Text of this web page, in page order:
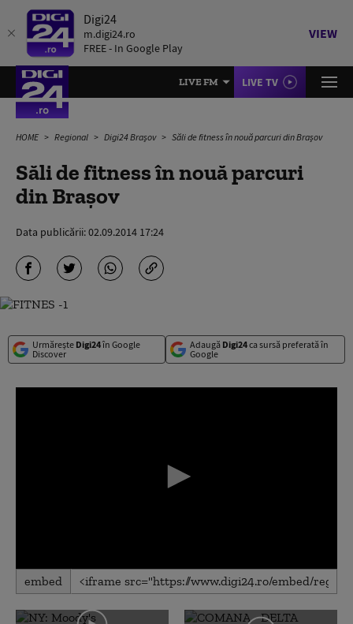
Digi24
m.digi24.ro
FREE - In Google Play
VIEW
LIVE FM LIVE TV
HOME Regional Digi24 Brașov Săli de fitness în nouă parcuri din Braşov
Săli de fitness în nouă parcuri
din Braşov
Data publicării:02.09.2014 17:24
Urmărește Digi24în Google
Discover
Adaugă Digi24ca sursă preferată în
Google
0
seconds
0
embed